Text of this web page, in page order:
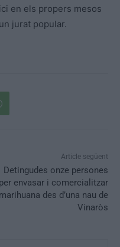
en els propers mesos
jurat popular.
Article següent
Detingudes onze persones
per envasar i comercialitzar
marihuana des d’una nau de
Vinaròs